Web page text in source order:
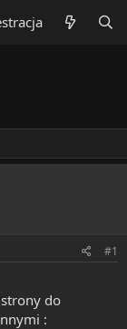
#1
do
: